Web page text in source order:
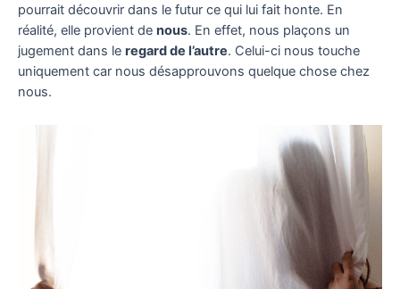
pourrait découvrir dans le futur ce qui lui fait honte. En
réalité, elle provient de nous. En effet, nous plaçons un
jugement dans le regard de l’autre. Celui-ci nous touche
uniquement car nous désapprouvons quelque chose chez
nous.